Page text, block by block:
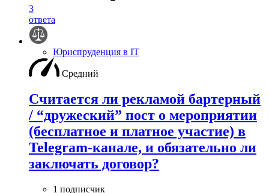
3
ответа
Юриспруденция в IT
Средний
Считается ли рекламой бартерный
/ “дружеский” пост о мероприятии
(бесплатное и платное участие) в
Telegram-канале, и обязательно ли
заключать договор?
1 подписчик